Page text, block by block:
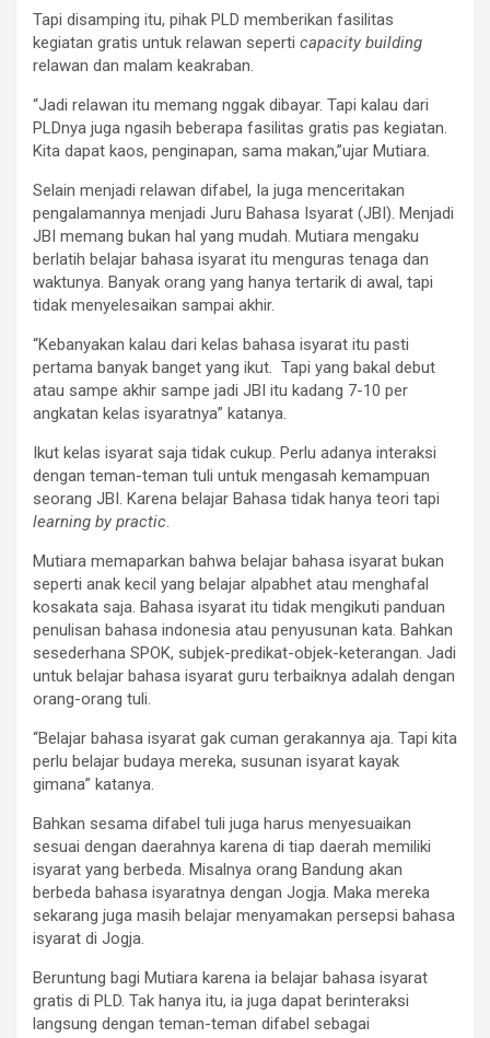
Tapi disamping itu, pihak PLD memberikan fasilitas
kegiatan gratis untuk relawan seperti capacity building
relawan dan malam keakraban.
“Jadi relawan itu memang nggak dibayar. Tapi kalau dari
PLDnya juga ngasih beberapa fasilitas gratis pas kegiatan.
Kita dapat kaos, penginapan, sama makan,”ujar Mutiara.
Selain menjadi relawan difabel, Ia juga menceritakan
pengalamannya menjadi Juru Bahasa Isyarat (JBI). Menjadi
JBI memang bukan hal yang mudah. Mutiara mengaku
berlatih belajar bahasa isyarat itu menguras tenaga dan
waktunya. Banyak orang yang hanya tertarik di awal, tapi
tidak menyelesaikan sampai akhir.
“Kebanyakan kalau dari kelas bahasa isyarat itu pasti
pertama banyak banget yang ikut. Tapi yang bakal debut
atau sampe akhir sampe jadi JBI itu kadang 7-10 per
angkatan kelas isyaratnya” katanya.
Ikut kelas isyarat saja tidak cukup. Perlu adanya interaksi
dengan teman-teman tuli untuk mengasah kemampuan
seorang JBI. Karena belajar Bahasa tidak hanya teori tapi
learning by practic.
Mutiara memaparkan bahwa belajar bahasa isyarat bukan
seperti anak kecil yang belajar alpabhet atau menghafal
kosakata saja. Bahasa isyarat itu tidak mengikuti panduan
penulisan bahasa indonesia atau penyusunan kata. Bahkan
sesederhana SPOK, subjek-predikat-objek-keterangan. Jadi
untuk belajar bahasa isyarat guru terbaiknya adalah dengan
orang-orang tuli.
“Belajar bahasa isyarat gak cuman gerakannya aja. Tapi kita
perlu belajar budaya mereka, susunan isyarat kayak
gimana” katanya.
Bahkan sesama difabel tuli juga harus menyesuaikan
sesuai dengan daerahnya karena di tiap daerah memiliki
isyarat yang berbeda. Misalnya orang Bandung akan
berbeda bahasa isyaratnya dengan Jogja. Maka mereka
sekarang juga masih belajar menyamakan persepsi bahasa
isyarat di Jogja.
Beruntung bagi Mutiara karena ia belajar bahasa isyarat
gratis di PLD. Tak hanya itu, ia juga dapat berinteraksi
langsung dengan teman-teman difabel sebagai